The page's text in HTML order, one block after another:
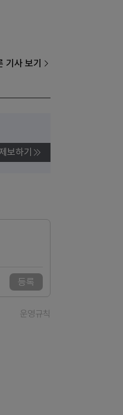
기사 보기
보하기
등록
운영규칙